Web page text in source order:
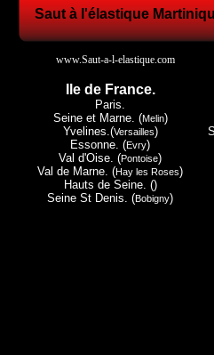
Saut à l'élastique
Ile de France.
Paris.
Seine et Marne. (Melin)
Yvelines.(Versailles)
Essonne. (Evry)
Val d'Oise. (Pontoise)
Val de Marne. (Hay les Roses)
Hauts de Seine. ()
Seine St Denis. (Bobigny)
www.Saut-a-l-elastique.com